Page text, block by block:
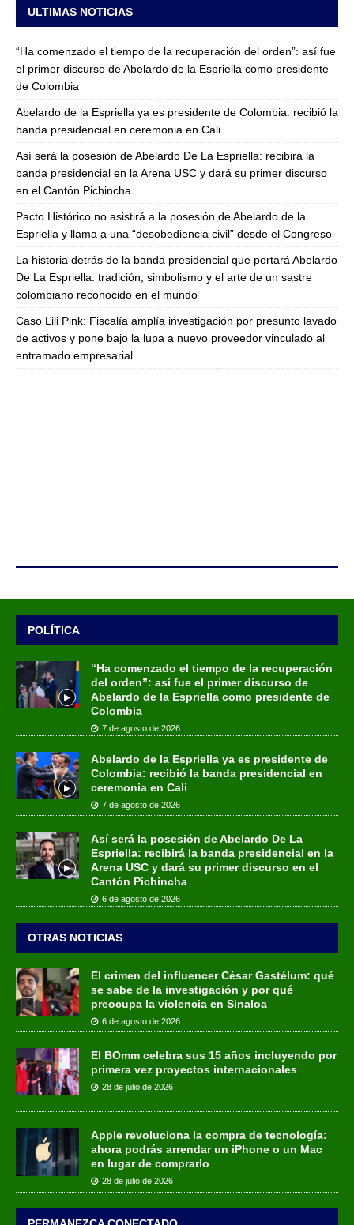
ULTIMAS NOTICIAS
“Ha comenzado el tiempo de la recuperación del orden”: así fue
el primer discurso de Abelardo de la Espriella como presidente
de Colombia
Abelardo de la Espriella ya es presidente de Colombia: recibió la
banda presidencial en ceremonia en Cali
Así será la posesión de Abelardo De La Espriella: recibirá la
banda presidencial en la Arena USC y dará su primer discurso
en el Cantón Pichincha
Pacto Histórico no asistirá a la posesión de Abelardo de la
Espriella y llama a una “desobediencia civil” desde el Congreso
La historia detrás de la banda presidencial que portará Abelardo
De La Espriella: tradición, simbolismo y el arte de un sastre
colombiano reconocido en el mundo
Caso Lili Pink: Fiscalía amplía investigación por presunto lavado
de activos y pone bajo la lupa a nuevo proveedor vinculado al
entramado empresarial
POLÍTICA
“Ha comenzado el tiempo de la recuperación
del orden”: así fue el primer discurso de
Abelardo de la Espriella como presidente de
Colombia
7 de agosto de 2026
Abelardo de la Espriella ya es presidente de
Colombia: recibió la banda presidencial en
ceremonia en Cali
7 de agosto de 2026
Así será la posesión de Abelardo De La
Espriella: recibirá la banda presidencial en la
Arena USC y dará su primer discurso en el
Cantón Pichincha
6 de agosto de 2026
OTRAS NOTICIAS
El crimen del influencer César Gastélum: qué
se sabe de la investigación y por qué
preocupa la violencia en Sinaloa
6 de agosto de 2026
El BOmm celebra sus 15 años incluyendo por
primera vez proyectos internacionales
28 de julio de 2026
Apple revoluciona la compra de tecnología:
ahora podrás arrendar un iPhone o un Mac
en lugar de comprarlo
28 de julio de 2026